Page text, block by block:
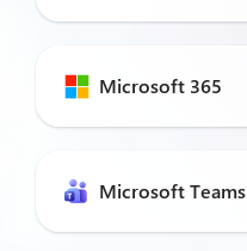
Microsoft 365
Microsoft Teams